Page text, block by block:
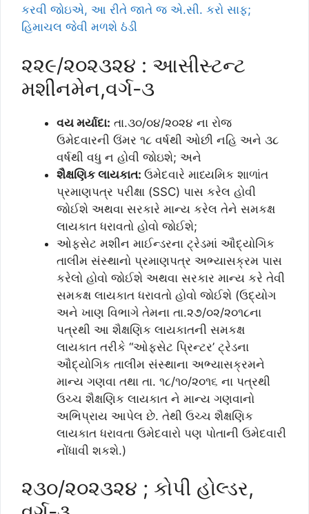
કરવી જોઇએ, આ રીતે જાતે જ એ.સી. કરો સાફ;
હિમાચલ જેવી મળશે ઠંડી
૨૨૯/૨૦૨૩૨૪ : આસીસ્ટન્ટ
મશીનમેન,વર્ગ-૩
વય મર્યાદા: તા.૩૦/૦૪/૨૦૨૪ ના રોજ
ઉમેદવારની ઉંમર ૧૮ વર્ષથી ઓછી નહિ અને ૩૮
વર્ષથી વધુ ન હોવી જોઇશે; અને
શૈક્ષણિક લાયકાત: ઉમેદવારે માધ્યમિક શાળાંત
પ્રમાણપત્ર પરીક્ષા (SSC) પાસ કરેલ હોવી
જોઈશે અથવા સરકારે માન્ય કરેલ તેને સમકક્ષ
લાયકાત ધરાવતો હોવો જોઈશે;
ઓફસેટ મશીન માઈન્ડરના ટ્રેડમાં ઔદ્યોગિક
તાલીમ સંસ્થાનો પ્રમાણપત્ર અભ્યાસક્રમ પાસ
કરેલો હોવો જોઈશે અથવા સરકાર માન્ય કરે તેવી
સમકક્ષ લાયકાત ધરાવતો હોવો જોઈશે (ઉદ્યોગ
અને ખાણ વિભાગે તેમના તા.૨૭/૦૨/૨૦૧૮ના
પત્રથી આ શૈક્ષણિક લાયકાતની સમકક્ષ
લાયકાત તરીકે “ઓફસેટ પ્રિન્ટર’ ટ્રેડના
ઔદ્યોગિક તાલીમ સંસ્થાના અભ્યાસક્રમને
માન્ય ગણવા તથા તા. ૧૮/૧૦/૨૦૧૬ ના પત્રથી
ઉચ્ચ શૈક્ષણિક લાયકાત ને માન્ય ગણવાનો
અભિપ્રાય આપેલ છે. તેથી ઉચ્ચ શૈક્ષણિક
લાયકાત ધરાવતા ઉમેદવારો પણ પોતાની ઉમેદવારી
નોંધાવી શકશે.)
૨૩૦/૨૦૨૩૨૪ ; કોપી હોલ્ડર,